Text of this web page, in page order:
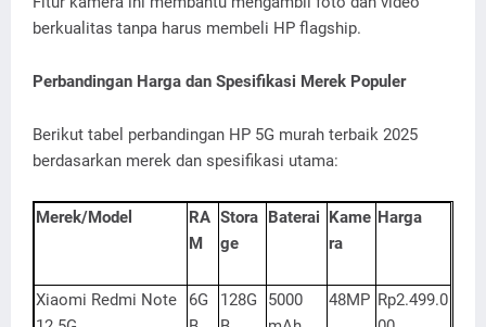
berkualitas tanpa harus membeli HP flagship.
Perbandingan Harga dan Spesifikasi Merek Populer
Berikut tabel perbandingan HP 5G murah terbaik 2025
berdasarkan merek dan spesifikasi utama:
Merek/Model
RA
M
Stora
ge
Baterai
Kame
ra
Harga
Xiaomi Redmi Note
6G
128G
5000
48MP Rp2.499.0